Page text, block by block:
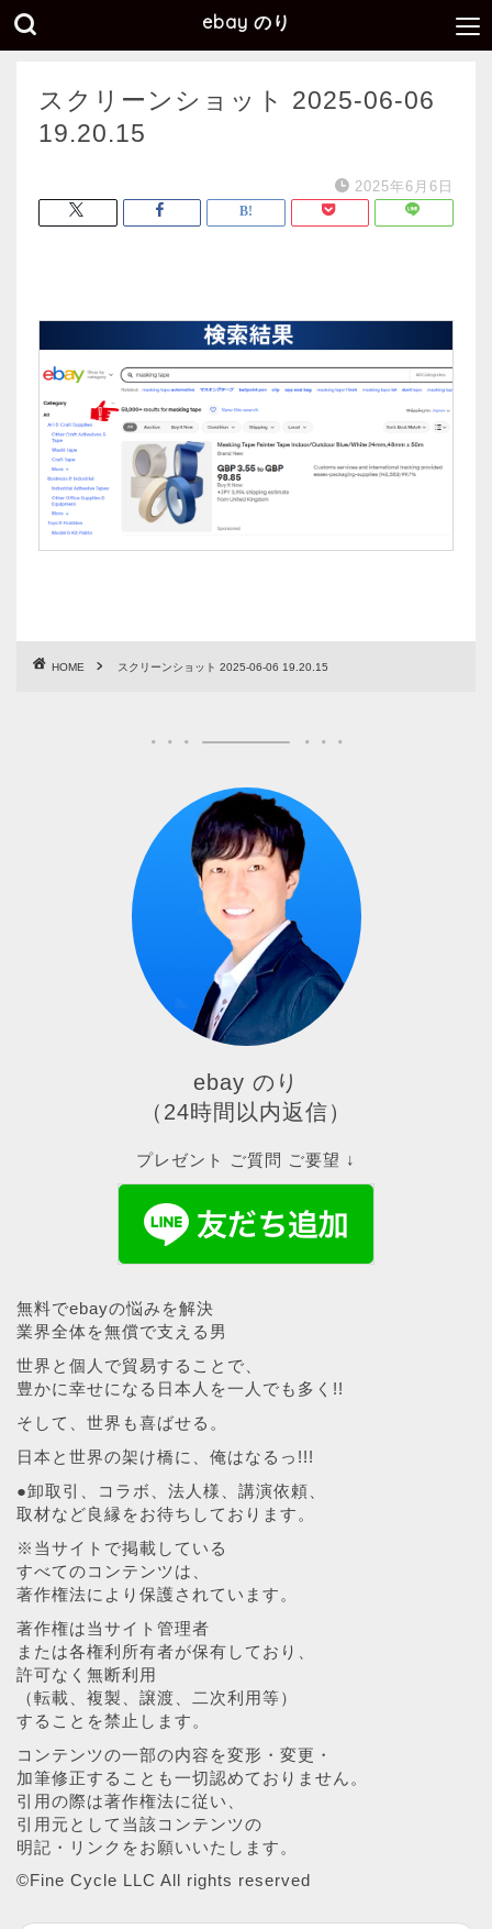
ebay のり
スクリーンショット 2025-06-06
19.20.15
2025年6月6日
HOME スクリーンショット 2025-06-06 19.20.15
ebay のり
（24時間以内返信）
プレゼント ご質問 ご要望 ↓
無料でebayの悩みを解決
業界全体を無償で支える男
世界と個人で貿易することで、
豊かに幸せになる日本人を一人でも多く!!
そして、世界も喜ばせる。
日本と世界の架け橋に、俺はなるっ!!!
●卸取引、コラボ、法人様、講演依頼、
取材など良縁をお待ちしております。
※当サイトで掲載している
すべてのコンテンツは、
著作権法により保護されています。
著作権は当サイト管理者
または各権利所有者が保有しており、
許可なく無断利用
（転載、複製、譲渡、二次利用等）
することを禁止します。
コンテンツの一部の内容を変形・変更・
加筆修正することも一切認めておりません。
引用の際は著作権法に従い、
引用元として当該コンテンツの
明記・リンクをお願いいたします。
©︎Fine Cycle LLC All rights reserved